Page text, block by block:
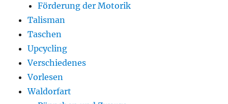
Förderung der Motorik
Talisman
Taschen
Upcycling
Verschiedenes
Vorlesen
Waldorfart